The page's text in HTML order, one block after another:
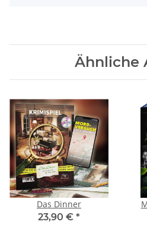
Ähnliche
Das Dinner
23,90 € *